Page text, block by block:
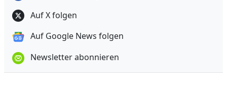
Auf X folgen
Auf Google News folgen
Newsletter abonnieren